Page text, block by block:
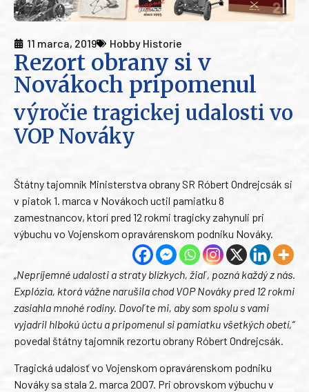
11 marca, 2019 Hobby Historie
Rezort obrany si v
Novákoch pripomenul
výročie tragickej udalosti vo
VOP Nováky
Štátny tajomník Ministerstva obrany SR Róbert Ondrejcsák si
v piatok 1. marca v Novákoch uctil pamiatku 8
zamestnancov, ktorí pred 12 rokmi tragicky zahynuli pri
výbuchu vo Vojenskom opravárenskom podniku Nováky.
„Nepríjemné udalosti a straty blízkych, žiaľ, pozná každý z nás.
Explózia, ktorá vážne narušila chod VOP Nováky pred 12 rokmi
zasiahla mnohé rodiny. Dovoľte mi, aby som spolu s vami
vyjadril hlbokú úctu a pripomenul si pamiatku všetkých obetí,“
povedal štátny tajomník rezortu obrany Róbert Ondrejcsák.
Tragická udalosť vo Vojenskom opravárenskom podniku
Nováky sa stala 2. marca 2007. Pri obrovskom výbuchu v